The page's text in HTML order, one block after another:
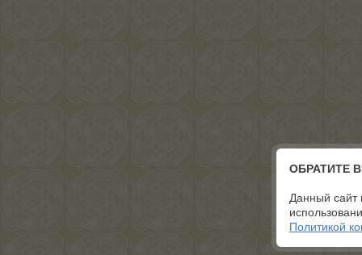
ОБРАТИТЕ
Данный сайт
Политикой